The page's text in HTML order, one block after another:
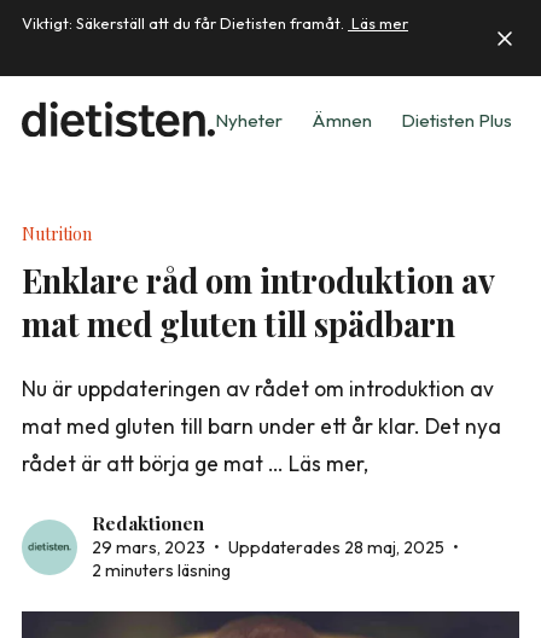
Viktigt: Säkerställ att du får Dietisten framåt. Läs mer
Nyheter Ämnen Dietisten Plus
Nutrition
Enklare råd om introduktion av
mat med gluten till spädbarn
Nu är uppdateringen av rådet om introduktion av
mat med gluten till barn under ett år klar. Det nya
rådet är att börja ge mat … Läs mer,
Redaktionen
29 mars, 2023 • Uppdaterades 28 maj, 2025 •
2 minuters läsning